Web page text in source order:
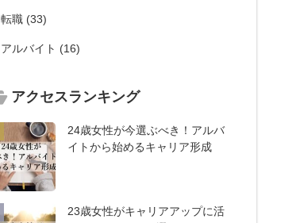
転職 (33)
アルバイト (16)
アクセスランキング
24歳女性が今選ぶべき！アルバ
イトから始めるキャリア形成
23歳女性がキャリアアップに活